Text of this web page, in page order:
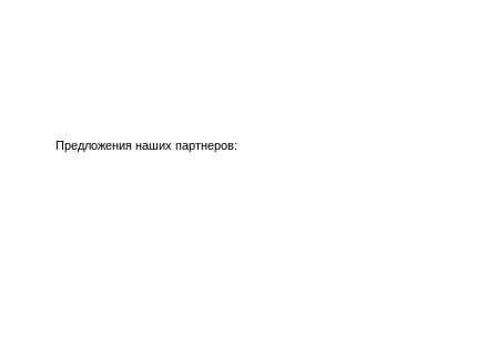
Предложения наших партнеров: